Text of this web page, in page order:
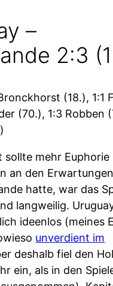
–
2:3
(18.), 1:1
(70.), 1:3 Robben
sollte mehr Euphorie
an den
hatte, war das
langweilig.
ideenlos (meines
unverdient im
deshalb fiel den
ein, als in den